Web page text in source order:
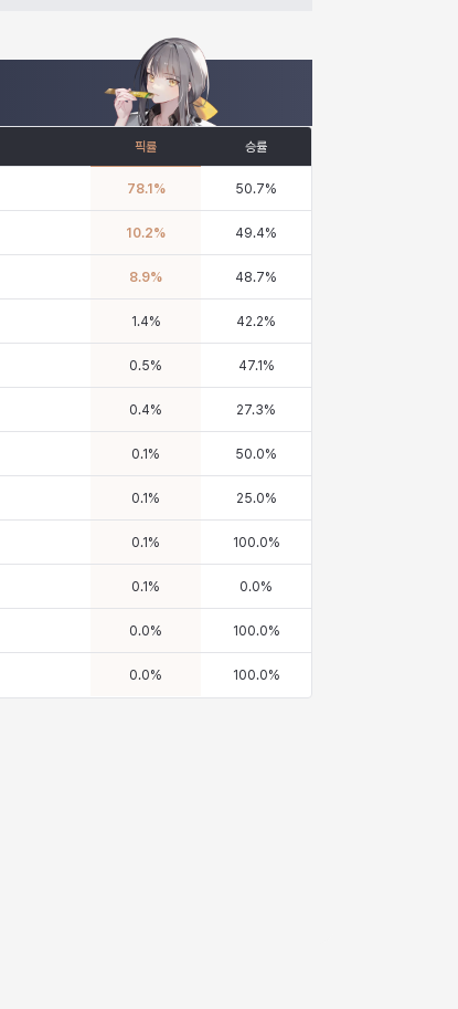
픽률 승률
78.1 % 50.7%
10.2% 49.4%
8.9% 48.7%
1.4% 42.2%
0.5% 47.1 %
0.4% 27.3%
0.1 % 50.0%
0.1 % 25.0%
0.1 % 100.0%
0.1 % 0.0%
0.0% 100.0%
0.0% 100.0%